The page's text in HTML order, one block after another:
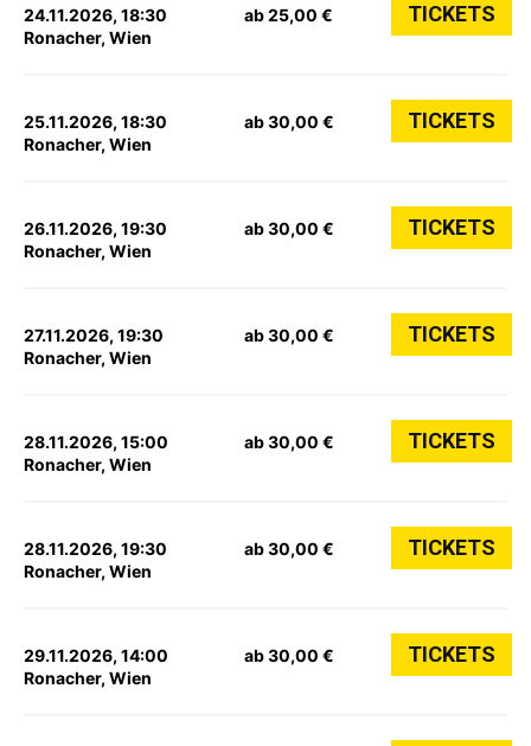
24.11.2026, 18:30
Ronacher, Wien
ab 25,00 € TICKETS
25.11.2026, 18:30
Ronacher, Wien
ab 30,00 € TICKETS
26.11.2026, 19:30
Ronacher, Wien
ab 30,00 € TICKETS
27.11.2026, 19:30
Ronacher, Wien
ab 30,00 € TICKETS
28.11.2026, 15:00
Ronacher, Wien
ab 30,00 € TICKETS
28.11.2026, 19:30
Ronacher, Wien
ab 30,00 € TICKETS
29.11.2026, 14:00
Ronacher, Wien
ab 30,00 € TICKETS